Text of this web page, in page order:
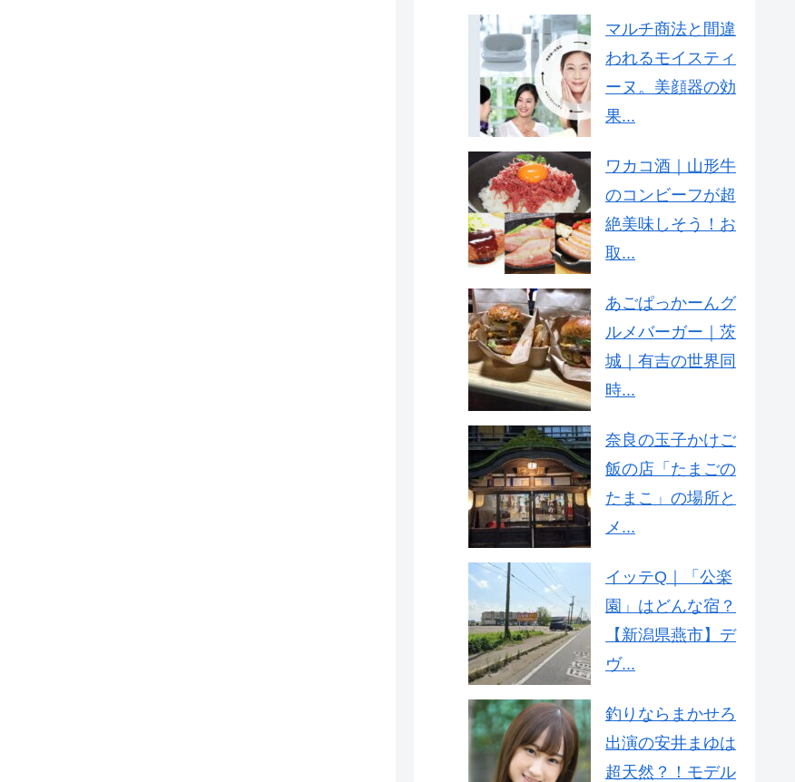
マルチ商法と間違
われるモイスティ
ーヌ。美顔器の効
果...
ワカコ酒｜山形牛
のコンビーフが超
絶美味しそう！お
取...
あごぱっかーんグ
ルメバーガー｜茨
城｜有吉の世界同
時...
奈良の玉子かけご
飯の店「たまごの
たまこ」の場所と
メ...
イッテQ｜「公楽
園」はどんな宿？
【新潟県燕市】デ
ヴ...
釣りならまかせろ
出演の安井まゆは
超天然？！モデル